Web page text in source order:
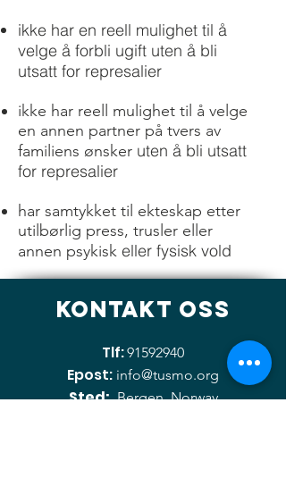
ikke har en reell mulighet til å
velge å forbli ugift uten å bli
utsatt for represalier
ikke har reell mulighet til å velge
en annen partner på tvers av
familiens ønsker uten å bli utsatt
for represalier
har samtykket til ekteskap etter
utilbørlig press, trusler eller
annen psykisk eller fysisk vold
Kontakt oss
Tlf:91592940
Epost: info@tusmo.org
Sted:Bergen, Norway